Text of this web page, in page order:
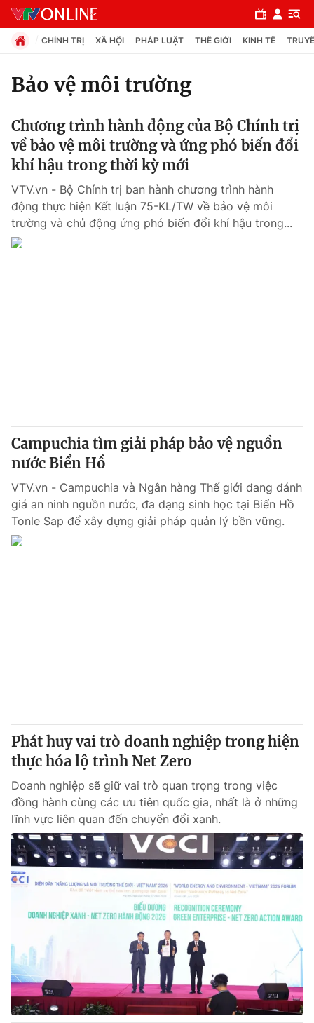
Chuyên mục
Chính trị
Pháp luật
Góc doanh nghiệp
Truyền hình
Phim VTV
Hậu trường
Nhân vật
Khán giả
Giải trí
Điện ảnh
Âm nhạc
Sao
Đời sống
Du lịch
Giáo dục
Emagazine Podcast
Photo Infographic
Video Shorts video
VTV Money VTV Thể thao
VTV Sức khoẻ Bất động sản
Thị trường 24h Tấm lòng Việt
VTV4 Vươn mình bằng AI
CHÍNH TRỊ XÃ HỘI PHÁP LUẬT THẾ GIỚI KINH TẾ
Bảo vệ môi trường
Chương trình hành động của Bộ Chính trị
về bảo vệ môi trường và ứng phó biến đổi
khí hậu trong thời kỳ mới
VTV.vn - Bộ Chính trị ban hành chương trình hành
động thực hiện Kết luận 75-KL/TW về bảo vệ môi
trường và chủ động ứng phó biến đổi khí hậu trong...
Campuchia tìm giải pháp bảo vệ nguồn
nước Biển Hồ
VTV.vn - Campuchia và Ngân hàng Thế giới đang đánh
giá an ninh nguồn nước, đa dạng sinh học tại Biển Hồ
Tonle Sap để xây dựng giải pháp quản lý bền vững.
Phát huy vai trò doanh nghiệp trong hiện
thực hóa lộ trình Net Zero
Doanh nghiệp sẽ giữ vai trò quan trọng trong việc
đồng hành cùng các ưu tiên quốc gia, nhất là ở những
lĩnh vực liên quan đến chuyển đổi xanh.